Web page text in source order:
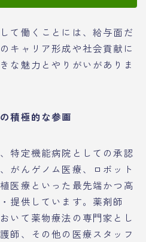
て働くことには、給与面だ
キャリア形成や社会貢献に
な魅力とやりがいがありま
積極的な参画
特定機能病院としての承認
がんゲノム医療、ロボット
医療といった最先端かつ高
提供しています。薬剤師
いて薬物療法の専門家とし
師、その他の医療スタッフ